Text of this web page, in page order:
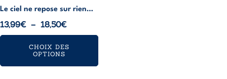
Le ciel ne repose sur rien…
13,99€ – 18,50€Plage
de
prix :
CHOIX DES
OPTIONS
du
produit